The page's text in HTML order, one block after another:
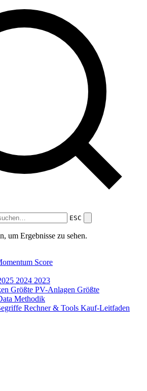
ESC
um Ergebnisse zu sehen.
Score
2024 2023
Größte PV-Anlagen Größte
Methodik
Rechner & Tools Kauf-Leitfaden